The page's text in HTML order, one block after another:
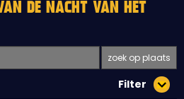
DE NACHT VAN HET
Filter